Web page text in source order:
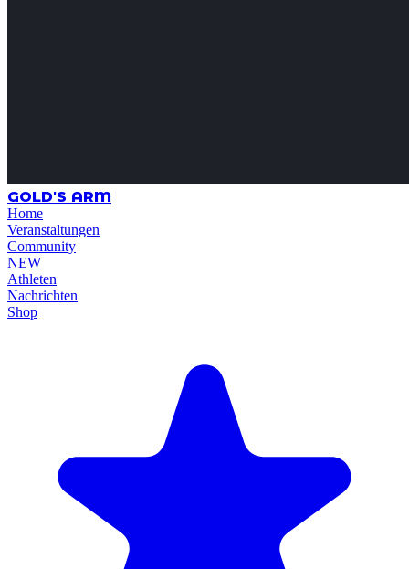
GOLD'S ARM
Home
Veranstaltungen
Community
NEW
Athleten
Nachrichten
Shop